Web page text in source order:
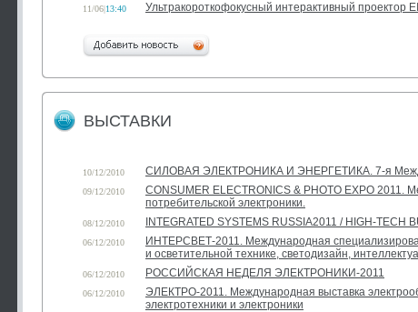
11/06|13:40 Ультракороткофокусный интерактивный проектор
ВЫСТАВКИ
10/12/2010 СИЛОВАЯ ЭЛЕКТРОНИКА И ЭНЕРГЕТИКА. 7-я
09/12/2010
CONSUMER ELECTRONICS & PHOTO EXPO 2011.
потребительской электроники.
08/12/2010 INTEGRATED SYSTEMS RUSSIA2011 / HIGH-TECH
06/12/2010
ИНТЕРСВЕТ-2011. Международная
и осветительной технике, светодизайн,
06/12/2010 РОССИЙСКАЯ НЕДЕЛЯ ЭЛЕКТРОНИКИ-2011
06/12/2010
ЭЛЕКТРО-2011. Международная выставка
электротехники и электроники